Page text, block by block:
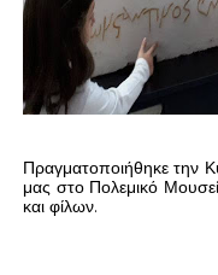
Πραγματοποιήθηκε την
μας στο Πολεμικό
και φίλων.